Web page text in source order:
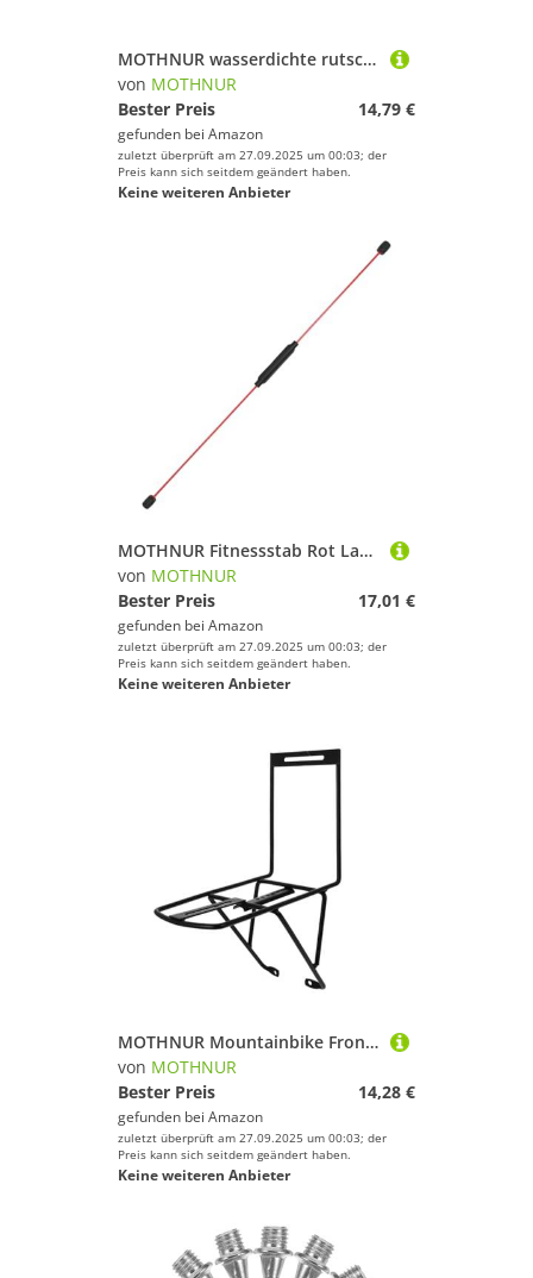
MOTHNUR wasserdichte rutschfeste Überschuhe für Erwachsene Hohe Strapazierfähige Outdoor Schuhüberzüge Schmutzabweisend Wiederverwendbar Geeignet für Wandern Camping Angeln XXL
von MOTHNUR
Bester Preis
14,79 €
gefunden bei Amazon
zuletzt überprüft am 27.09.2025 um 00:03; der
Preis kann sich seitdem geändert haben.
Keine weiteren Anbieter
MOTHNUR Fitnessstab Rot Langlebiges Leichtes Fitnessgerät für Zuhause Vibrationen Dauer Multifunktionale Trainingsstange für Muskelaufbau Bauch Beine Po Effektives Sportgerät für
von MOTHNUR
Bester Preis
17,01 €
gefunden bei Amazon
zuletzt überprüft am 27.09.2025 um 00:03; der
Preis kann sich seitdem geändert haben.
Keine weiteren Anbieter
MOTHNUR Mountainbike Frontgepäckträger Stahl Vordere Halterung Leicht Kompakt Belastbar Für Fahrradmodifikation Transport Zubehör
von MOTHNUR
Bester Preis
14,28 €
gefunden bei Amazon
zuletzt überprüft am 27.09.2025 um 00:03; der
Preis kann sich seitdem geändert haben.
Keine weiteren Anbieter